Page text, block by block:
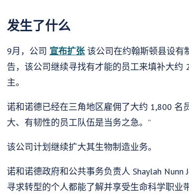
发生了什么
9月，公司 宣布扩张该公司在约翰斯顿县设有
告，该公司继续寻找有才能的员工来填补大约
主。
诺和诺德已经在三角地区雇佣了大约 1,800 名
大、有韧性的员工队伍是当务之急。”
该公司计划继续扩大其生物制造业务。
诺和诺德政府和公共事务负责人 Shaylah
寻求转型的个人都能了解并享受生命科学职